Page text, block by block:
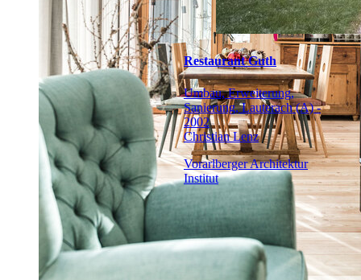
Restaurant Guth
Umbau, Erweiterung,
Sanierung, Lauterach (A) -
2002
Christian Lenz
Vorarlberger Architektur
Institut